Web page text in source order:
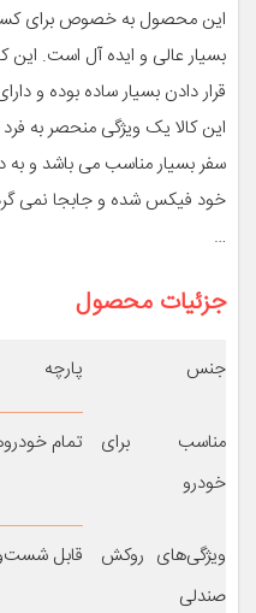
این محصول به خصوص برای
بسیار عالی و ایده آل است. این
قرار دادن بسیار ساده بوده و
این کالا یک ویژگی منحصر به
سفر بسیار مناسب می باشد و
خود فیکس شده و جابجا نمی
…
جزئیات محصول
جنس پارچه
مناسب برای
خودرو
تمام
ویژگی‌های روکش
صندلی
قابل